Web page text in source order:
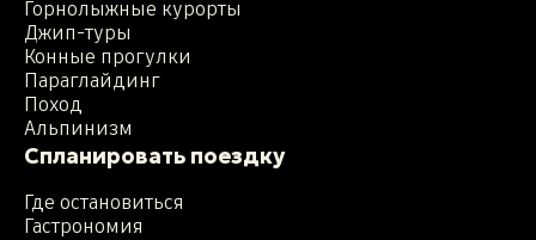
Горнолыжные курорты
Джип-туры
Конные прогулки
Параглайдинг
Поход
Альпинизм
Спланировать поездку
Где остановиться
Гастрономия